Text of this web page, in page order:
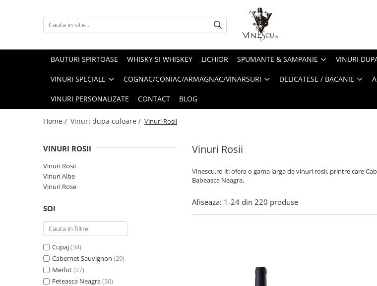
Spumante & Sampanie
Vinuri dupa culoare
Vinuri dupa fel
Vinuri demidulci
Vinuri dupa provenienta
Vinuri speciale
Vinuri personalizate
Cognac/Coniac/Armagnac/Vinarsuri
Delicatese / Bacanie
Ulei de masline
Accesorii vinuri
BAUTURI SPIRTOASE WHISKY SI WHISKEY LICHIOR SPUMANTE & SAMPANIE VINURI
VINURI SPECIALE COGNAC/CONIAC/ARMAGNAC/VINARSURI DELICATESE / BACANIE
VINURI PERSONALIZATE CONTACT BLOG
Home / Vinuri dupa culoare / Vinuri Rosii
Vinuri Rosii
Vinescu.ro iti ofera o gama larga de vinuri rosii, printre care
Babeasca Neagra,
VINURI ROSII
Vinuri Rosii
Vinuri Albe
Vinuri Rose
SOI
Cupaj(34)
Cabernet Sauvignon (29)
Merlot(27)
Feteasca Neagra(30)
Afiseaza: 1-24 din 220 produse